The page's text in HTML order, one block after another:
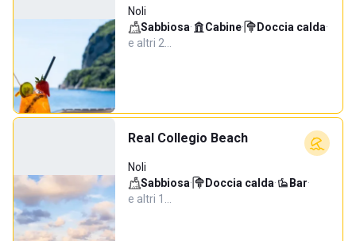
Noli
Sabbiosa· Cabine· Doccia calda·
e altri 2…
Real Collegio Beach
Noli
Sabbiosa· Doccia calda· Bar·
e altri 1…